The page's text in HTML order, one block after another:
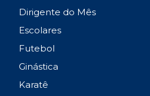
Dirigente do Mês
Escolares
Futebol
Ginástica
Karatê